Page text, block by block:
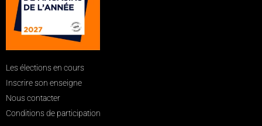
Les élections en cours
Inscrire son enseigne
Nous contacter
Conditions de participation